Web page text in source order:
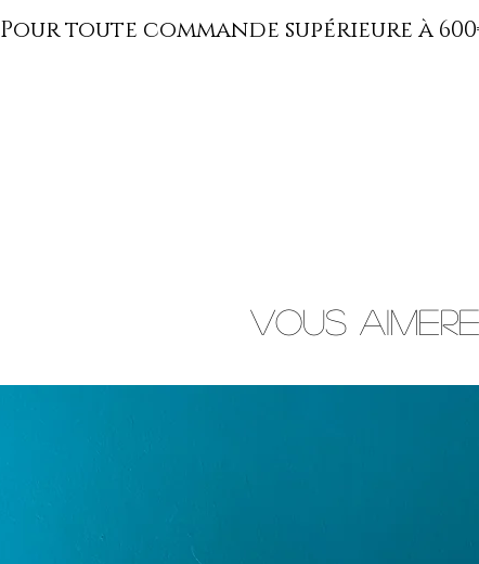
Pour toute commande supérieure à
Vous